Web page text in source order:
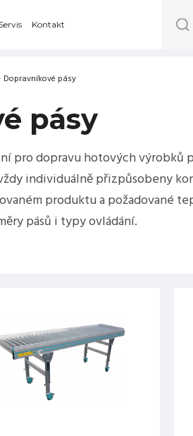
Servis Kontakt
Dopravníkové pásy
pásy
pro dopravu hotových výrobků
individuálně přizpůsobeny
produktu a požadované
pásů i typy ovládání.